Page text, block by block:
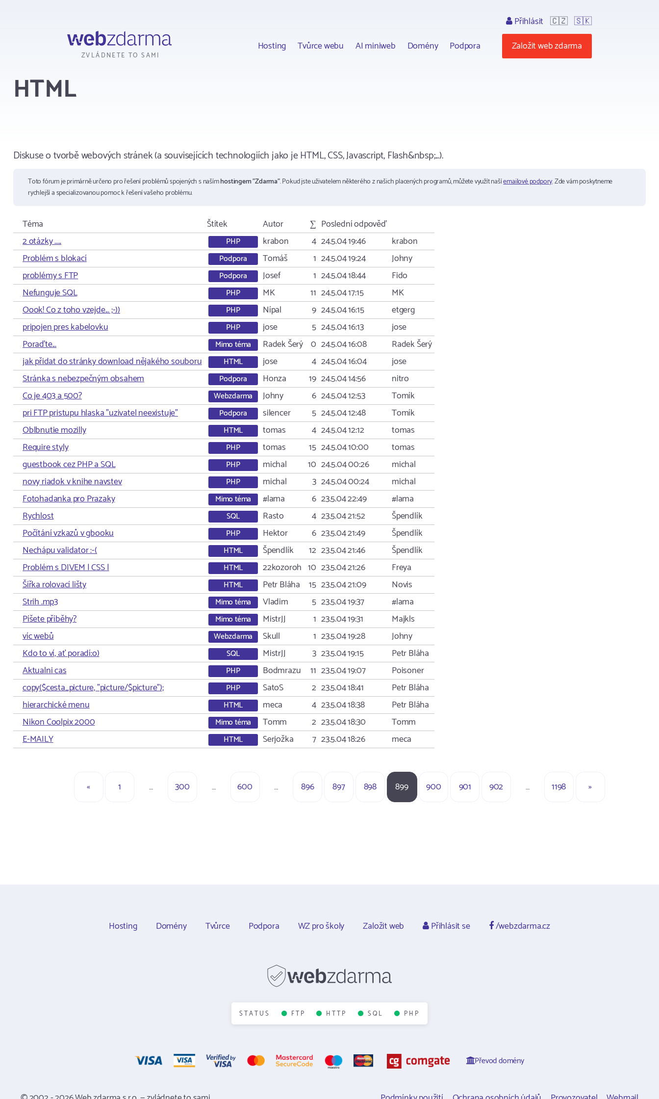
ZVLÁDNETE TO SAMI
Hosting Tvůrce webu AI miniweb Domény Podpora
Přihlásit 🇨🇿 🇸🇰
Založit web zdarma
HTML
Diskuse o tvorbě webových stránek (a souvisejících technologiích jako je HTML, CSS, Javascript, Flash&nbsp;...).
Toto fórum je primárně určeno pro řešení problémů spojených s našímhostingem "Zdarma". Pokud jste uživatelem některého z našich placených programů, můžete využít našíemailové podpory. Zde vám poskytneme
rychlejší a specializovanou pomoc k řešení vašeho problému.
Téma Štítek Autor ∑ Poslední odpověď
2 otázky .....
PHP krabon 4 24.5.04 19:46
krabon
Problém s blokací
Podpora Tomáš 1 24.5.04 19:24
Johny
problémy s FTP
Podpora Josef 1 24.5.04 18:44
Fido
Nefunguje SQL
PHP MK 11 24.5.04 17:15
MK
Oook! Co z toho vzejde... ;-))
PHP Nípal 9 24.5.04 16:15
etgerg
pripojen pres kabelovku
PHP jose 5 24.5.04 16:13
jose
Poraďte...
Mimo téma Radek Šerý 0 24.5.04 16:08
Radek Šerý
jak přidat do stránky download nějakého souboru
HTML jose 4 24.5.04 16:04
jose
Stránka s nebezpečným obsahem
Podpora Honza 19 24.5.04 14:56
nitro
Co je 403 a 500?
Webzdarma Johny 6 24.5.04 12:53
Tomík
pri FTP pristupu hlaska "uzivatel neexistuje"
Podpora silencer 5 24.5.04 12:48
Tomík
Oblbnutie mozilly
HTML tomas 4 24.5.04 12:12
tomas
Require styly
PHP tomas 15 24.5.04 10:00
tomas
guestbook cez PHP a SQL
PHP michal 10 24.5.04 00:26
michal
novy riadok v knihe navstev
PHP michal 3 24.5.04 00:24
michal
Fotohadanka pro Prazaky
Mimo téma #lama 6 23.5.04 22:49
#lama
Rychlost
SQL Rasto 4 23.5.04 21:52
Špendlík
Počítání vzkazů v gbooku
PHP Hektor 6 23.5.04 21:49
Špendlík
Nechápu validator :-(
HTML Špendlík 12 23.5.04 21:46
Špendlík
Problém s DIVEM | CSS |
HTML 22kozoroh 10 23.5.04 21:26
Freya
Šířka rolovací lišty
HTML Petr Bláha 15 23.5.04 21:09
Novis
Strih .mp3
Mimo téma Vladim 5 23.5.04 19:37
#lama
Píšete příběhy?
Mimo téma MistrJJ 1 23.5.04 19:31
Majkls
víc webů
Webzdarma Skull 1 23.5.04 19:28
Johny
Kdo to ví, ať poradí:o)
SQL MistrJJ 3 23.5.04 19:15
Petr Bláha
Aktualni cas
PHP Bodmrazu 11 23.5.04 19:07
Poisoner
copy($cesta_picture, "picture/$picture");
PHP SatoS 2 23.5.04 18:41
Petr Bláha
hierarchické menu
HTML meca 4 23.5.04 18:38
Petr Bláha
Nikon Coolpix 2000
Mimo téma Tomm 2 23.5.04 18:30
Tomm
E-MAILY
HTML Serjožka 7 23.5.04 18:26 meca
« 1 … 300 … 600 … 896 897 898 899 900 901 902 … 1198 »
Hosting Domény Tvůrce Podpora WZ pro školy Založit web Přihlásit se /webzdarma.cz
STATUS FTP HTTP SQL PHP
Převod domény